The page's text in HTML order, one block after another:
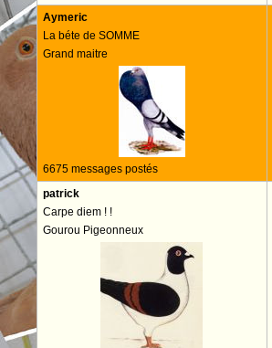
Aymeric
La béte de SOMME
Grand maitre
6675 messages postés
patrick
Carpe diem ! !
Gourou Pigeonneux